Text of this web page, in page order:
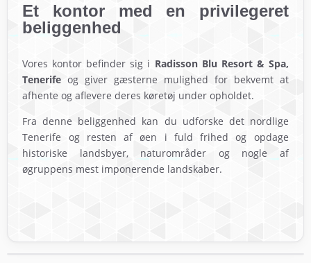
Et kontor med en privilegeret
beliggenhed
Vores kontor befinder sig i Radisson Blu Resort & Spa,
Tenerife og giver gæsterne mulighed for bekvemt at
afhente og aflevere deres køretøj under opholdet.
Fra denne beliggenhed kan du udforske det nordlige
Tenerife og resten af øen i fuld frihed og opdage
historiske landsbyer, naturområder og nogle af
øgruppens mest imponerende landskaber.